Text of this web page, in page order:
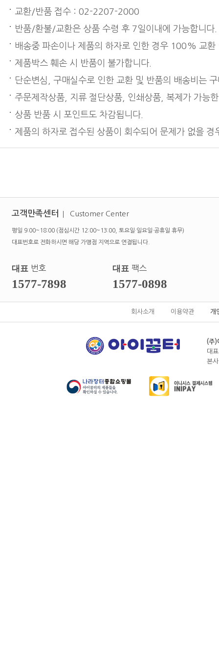
교환/반품 접수 : 02-2207-2000
반품/환불/교환은 상품 수령 후 7일이내에 가능합니다.
배송중 파손이나 제품의 하자로 인한 경우 100% 교환
제품박스 훼손 시 반품이 불가합니다.
단순변심, 구매실수로 인한 교환 및 반품의 배송비는
주문제작상품, 지류 절단상품, 인쇄상품, 복제가 가능
상품 반품 시 포인트도 차감됩니다.
제품의 하자로 접수된 상품이 회수되어 문제가 없을
고객만족센터 Customer Center
평일 9:00~18:00 (점심시간 12:00~13:00, 토요일·일요일·공휴일 휴무)
대표번호로 전화하시면 해당 가맹점 지역으로 연결됩니다.
대표 번호
1577-7898
대표 팩스
1577-0898
회사소개 이용약관 개
(주)
대
본